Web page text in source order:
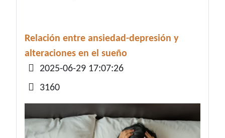
Relación entre ansiedad-depresión y
alteraciones en el sueño
Detalles
2025-06-29 17:07:26
3160